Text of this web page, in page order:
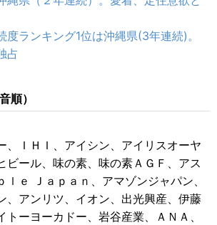
度ランキング1位は沖縄県(3年連続)。
占
順）
、ＩＨＩ、アイシン、アイリスオーヤ
ビール、味の素、味の素ＡＧＦ、アス
ｌｅ Ｊａｐａｎ、アマゾンジャパン、
、アンリツ、イオン、出光興産、伊藤
トーヨーカドー、岩谷産業、ＡＮＡ、